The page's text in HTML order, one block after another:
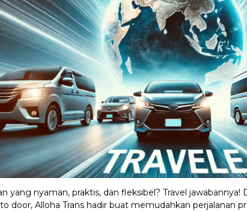
yang nyaman, praktis, dan fleksibel? Travel
door, Alloha Trans hadir buat memudahkan perjalanan